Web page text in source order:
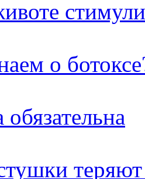
о
обязательна